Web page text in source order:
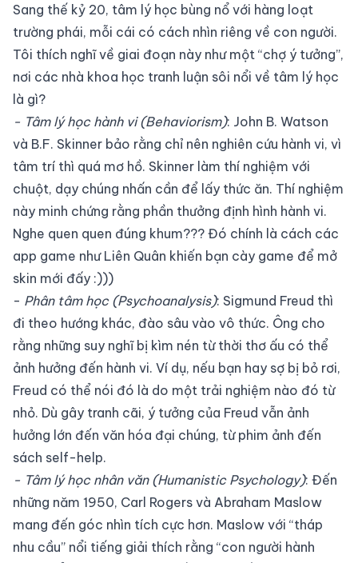
Sang thế kỷ 20, tâm lý học bùng nổ với hàng loạt
trường phái, mỗi cái có cách nhìn riêng về con người.
Tôi thích nghĩ về giai đoạn này như một “chợ ý tưởng”,
nơi các nhà khoa học tranh luận sôi nổi về tâm lý học
là gì?
- Tâm lý học hành vi (Behaviorism): John B. Watson
và B.F. Skinner bảo rằng chỉ nên nghiên cứu hành vi, vì
tâm trí thì quá mơ hồ. Skinner làm thí nghiệm với
chuột, dạy chúng nhấn cần để lấy thức ăn. Thí nghiệm
này minh chứng rằng phần thưởng định hình hành vi.
Nghe quen quen đúng khum??? Đó chính là cách các
app game như Liên Quân khiến bạn cày game để mở
skin mới đấy :)))
- Phân tâm học (Psychoanalysis): Sigmund Freud thì
đi theo hướng khác, đào sâu vào vô thức. Ông cho
rằng những suy nghĩ bị kìm nén từ thời thơ ấu có thể
ảnh hưởng đến hành vi. Ví dụ, nếu bạn hay sợ bị bỏ rơi,
Freud có thể nói đó là do một trải nghiệm nào đó từ
nhỏ. Dù gây tranh cãi, ý tưởng của Freud vẫn ảnh
hưởng lớn đến văn hóa đại chúng, từ phim ảnh đến
sách self-help.
- Tâm lý học nhân văn (Humanistic Psychology): Đến
những năm 1950, Carl Rogers và Abraham Maslow
mang đến góc nhìn tích cực hơn. Maslow với “tháp
nhu cầu” nổi tiếng giải thích rằng “con người hành